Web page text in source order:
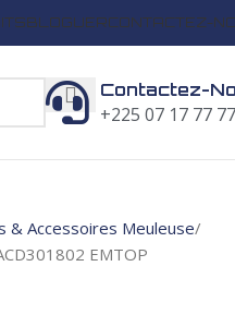
BLOGUERCONTACTEZ-
Contactez-
+225 07 17 77
& Accessoires Meuleuse
EMTOP